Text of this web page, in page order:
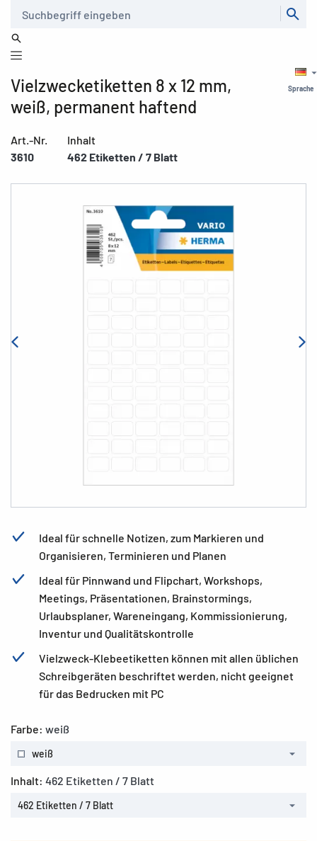
Sprache
Vielzwecketiketten 8 x 12 mm,
weiß, permanent haftend
Art.-Nr.
3610
Inhalt
462 Etiketten / 7 Blatt
Ideal für schnelle Notizen, zum Markieren und
Organisieren, Terminieren und Planen
Ideal für Pinnwand und Flipchart, Workshops,
Meetings, Präsentationen, Brainstormings,
Urlaubsplaner, Wareneingang, Kommissionierung,
Inventur und Qualitätskontrolle
Vielzweck-Klebeetiketten können mit allen üblichen
Schreibgeräten beschriftet werden, nicht geeignet
für das Bedrucken mit PC
Farbe: weiß
weiß
Inhalt: 462 Etiketten / 7 Blatt
462 Etiketten / 7 Blatt